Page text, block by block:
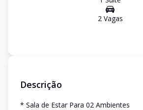
2Vagas
Descrição
* Sala de Estar Para 02 Ambientes